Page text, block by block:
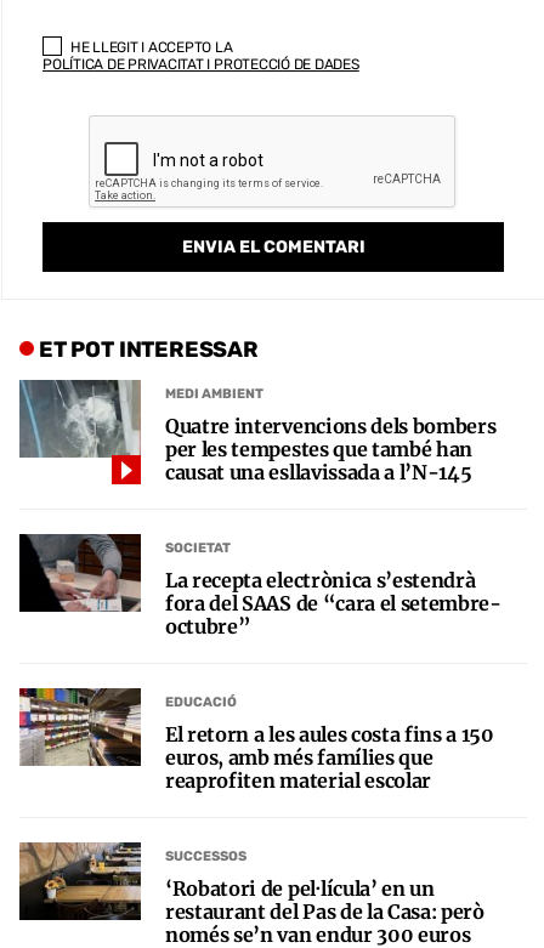
HE LLEGIT I ACCEPTO LA
POLÍTICA DE PRIVACITAT I PROTECCIÓ DE DADES
ET POT INTERESSAR
MEDI AMBIENT
Quatre intervencions dels bombers
per les tempestes que també han
causat una esllavissada a l’N-145
SOCIETAT
La recepta electrònica s’estendrà
fora del SAAS de “cara el setembre-
octubre”
EDUCACIÓ
El retorn a les aules costa fins a 150
euros, amb més famílies que
reaprofiten material escolar
SUCCESSOS
‘Robatori de pel·lícula’ en un
restaurant del Pas de la Casa: però
només se’n van endur 300 euros